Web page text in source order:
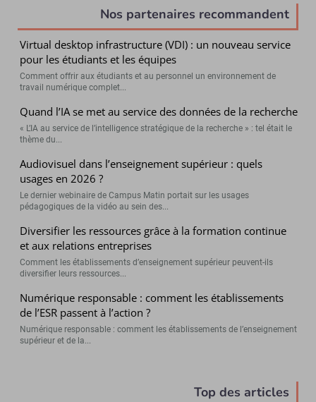
Nos partenaires recommandent
Virtual desktop infrastructure (VDI) : un nouveau service
pour les étudiants et les équipes
Comment offrir aux étudiants et au personnel un environnement de
travail numérique complet...
Quand l’IA se met au service des données de la recherche
« L’IA au service de l’intelligence stratégique de la recherche » : tel était le
thème du...
Audiovisuel dans l’enseignement supérieur : quels
usages en 2026 ?
Le dernier webinaire de Campus Matin portait sur les usages
pédagogiques de la vidéo au sein des...
Diversifier les ressources grâce à la formation continue
et aux relations entreprises
Comment les établissements d’enseignement supérieur peuvent-ils
diversifier leurs ressources...
Numérique responsable : comment les établissements
de l’ESR passent à l’action ?
Numérique responsable : comment les établissements de l’enseignement
supérieur et de la...
Top des articles